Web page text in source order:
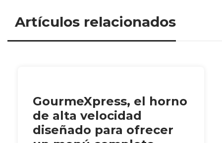
Artículos relacionados
GourmeXpress, el horno
de alta velocidad
diseñado para ofrecer